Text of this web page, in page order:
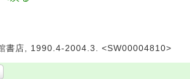
書店, 1990.4-2004.3. <SW00004810>